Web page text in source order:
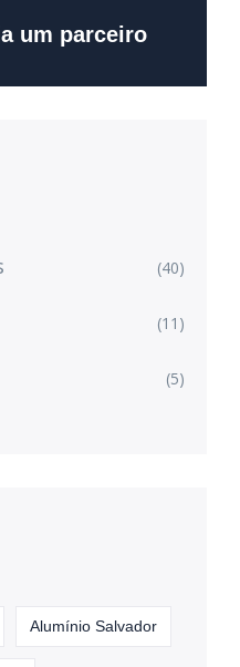
um parceiro
(40)
(11)
(5)
Alumínio Salvador